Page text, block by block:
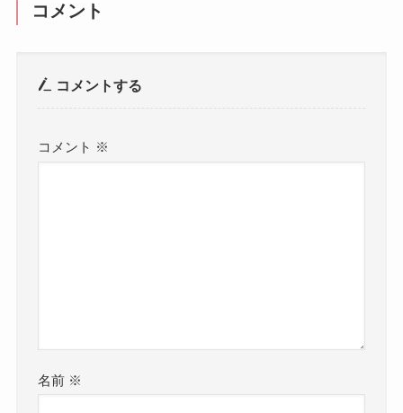
コメント
コメントする
コメント ※
名前 ※